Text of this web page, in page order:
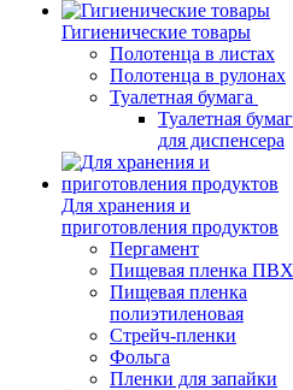
Гигиенические товары
Полотенца в листах
Полотенца в рулонах
Туалетная бумага
Туалетная
для диспенсера
Для хранения и
приготовления продуктов
Пергамент
Пищевая пленка ПВХ
Пищевая пленка
полиэтиленовая
Стрейч-пленки
Фольга
Пленки для запайки